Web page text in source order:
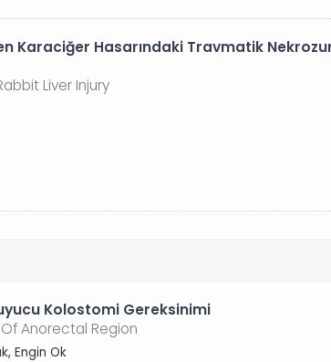
Karaciğer Hasarındaki Travmatik
Liver Injury
Kolostomi Gereksinimi
Anorectal Region
Engin Ok